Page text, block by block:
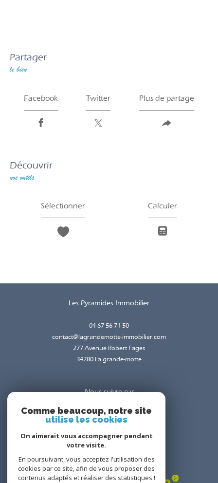
partager
le bien
Facebook Twitter Plus de partage
découvrir
nos outils
Sélectionner Calculer
Les Pyramides Immobilier
04 67 56 71 50
contact@lagrandemotte-immobilier.com
277 Avenue Robert Fages
34280 la grande-motte
Nous suivre sur
Adhérents
Comme beaucoup, notre site
utilise les cookies
On aimerait vous accompagner pendant
votre visite.
En poursuivant, vous acceptez l'utilisation des
cookies par ce site, afin de vous proposer des
contenus adaptés et réaliser des statistiques !